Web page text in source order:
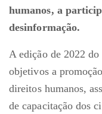
humanos, a
desinformação.
A edição de 2022
objetivos a
direitos humanos,
de capacitação dos